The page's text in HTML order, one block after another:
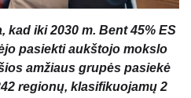
kad iki 2030 m. Bent 45% ES
pasiekti aukštojo mokslo
amžiaus grupės pasiekė
regionų, klasifikuojamų 2